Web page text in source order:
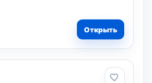
Открыть